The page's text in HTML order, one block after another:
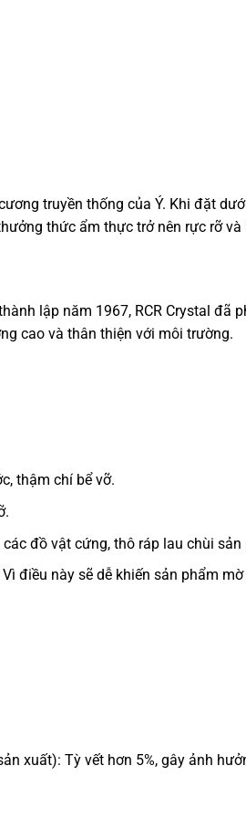
truyền thống của Ý. Khi đặt
thức ẩm thực trở nên rực rỡ và
lập năm 1967, RCR Crystal
cao và thân thiện với môi trường.
thậm chí bể vỡ.
đồ vật cứng, thô ráp lau chùi
điều này sẽ dễ khiến sản phẩm
xuất): Tỳ vết hơn 5%, gây ảnh